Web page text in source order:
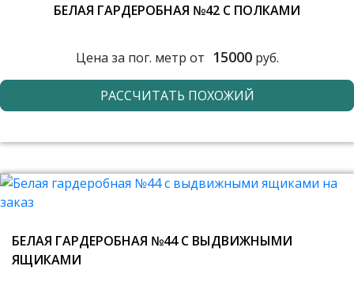
БЕЛАЯ ГАРДЕРОБНАЯ №42 С ПОЛКАМИ
Цена за пог. метр от 15000руб.
РАССЧИТАТЬ ПОХОЖИЙ
БЕЛАЯ ГАРДЕРОБНАЯ №44 С ВЫДВИЖНЫМИ
ЯЩИКАМИ